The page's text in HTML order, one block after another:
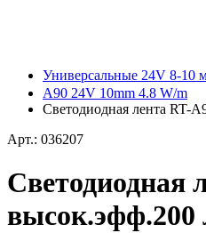
Универсальные 24V 8-10
A90 24V 10mm 4.8 W/m
Светодиодная лента RT-
Арт.: 036207
Светодиодная